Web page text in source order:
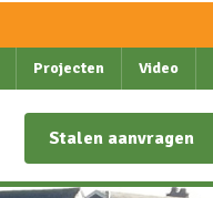
Projecten Video
Stalen aanvragen